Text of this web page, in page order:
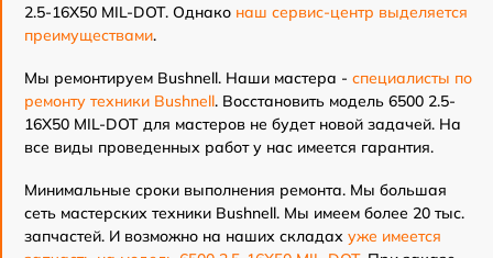
2.5-16X50 MIL-DOT. Однако наш сервис-центр выделяется
преимуществами.
Мы ремонтируем Bushnell. Наши мастера - специалисты по
ремонту техники Bushnell. Восстановить модель 6500 2.5-
16X50 MIL-DOT для мастеров не будет новой задачей. На
все виды проведенных работ у нас имеется гарантия.
Минимальные сроки выполнения ремонта. Мы большая
сеть мастерских техники Bushnell. Мы имеем более 20 тыс.
запчастей. И возможно на наших складах уже имеется